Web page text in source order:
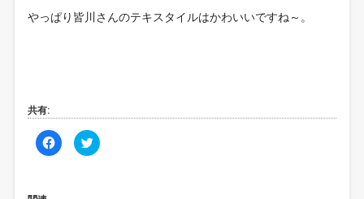
やっぱり皆川さんのテキスタイルはかわいいですね～。
共有:
F
a
ク
リ